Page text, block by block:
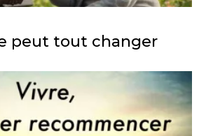
peut tout changer